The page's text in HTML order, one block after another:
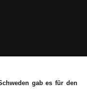
gab es für den